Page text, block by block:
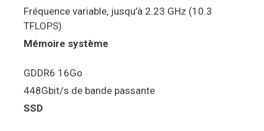
Fréquence variable, jusqu’à 2.23 GHz (10.3
TFLOPS)
Mémoire système
GDDR6 16Go
448Gbit/s de bande passante
SSD